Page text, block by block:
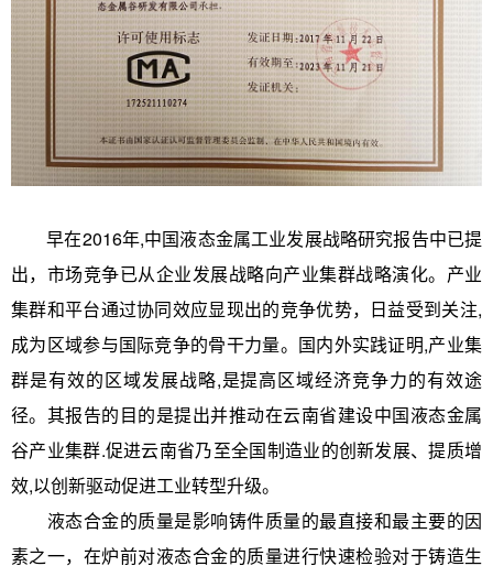
早在2016年,中国液态金属工业发展战略研究报告中已提
出，市场竞争已从企业发展战略向产业集群战略演化。产业
集群和平台通过协同效应显现出的竞争优势，日益受到关注,
成为区域参与国际竞争的骨干力量。国内外实践证明,产业集
群是有效的区域发展战略,是提高区域经济竞争力的有效途
径。其报告的目的是提出并推动在云南省建设中国液态金属
谷产业集群.促进云南省乃至全国制造业的创新发展、提质增
效,以创新驱动促进工业转型升级。
液态合金的质量是影响铸件质量的最直接和最主要的因
素之一，在炉前对液态合金的质量进行快速检验对于铸造生